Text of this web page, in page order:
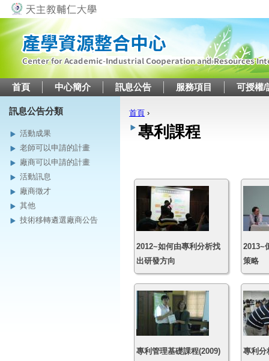
首頁 中心簡介 訊息公告 服務項目 可授權/
訊息公告分類
活動成果
老師可以申請的計畫
廠商可以申請的計畫
活動訊息
廠商徵才
其他
技術移轉遴選廠商公告
您在這裡
首頁 ›
專利課程
2012~如何由專利分析找
出研發方向
2013~
策略
專利管理基礎課程(2009) 專利分